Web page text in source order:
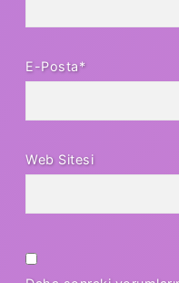
E-Posta*
Web Sitesi